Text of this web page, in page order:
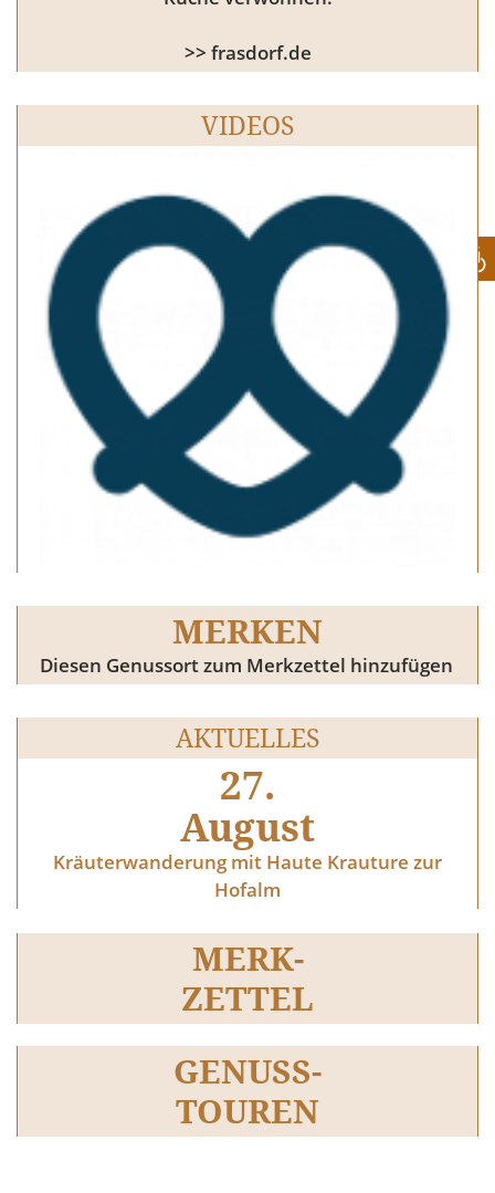
>> frasdorf.de
VIDEOS
MERKEN
Diesen Genussort zum Merkzettel hinzufügen
AKTUELLES
27.
August
Kräuterwanderung mit Haute Krauture zur
Hofalm
MERK-
ZETTEL
GENUSS-
TOUREN